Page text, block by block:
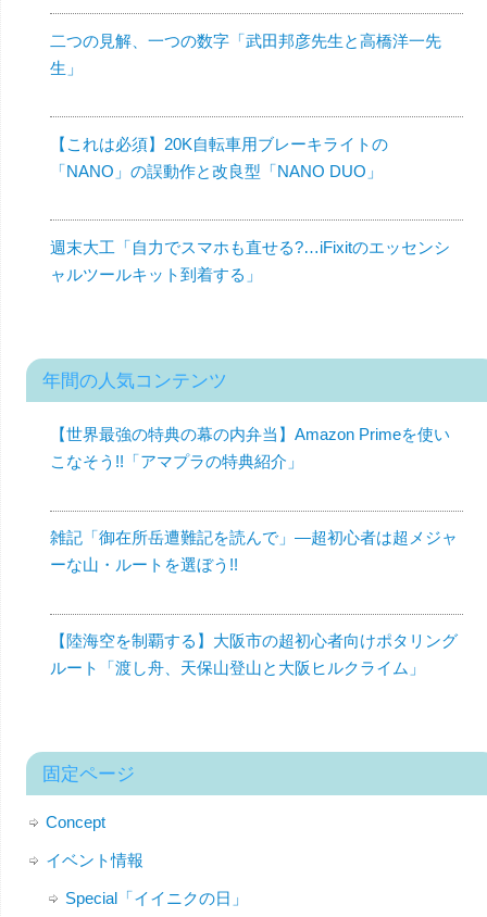
二つの見解、一つの数字「武田邦彦先生と高橋洋一先
生」
【これは必須】20K自転車用ブレーキライトの
「NANO」の誤動作と改良型「NANO DUO」
週末大工「自力でスマホも直せる?…iFixitのエッセンシ
ャルツールキット到着する」
年間の人気コンテンツ
【世界最強の特典の幕の内弁当】Amazon Primeを使い
こなそう!!「アマプラの特典紹介」
雑記「御在所岳遭難記を読んで」—超初心者は超メジャ
ーな山・ルートを選ぼう!!
【陸海空を制覇する】大阪市の超初心者向けポタリング
ルート「渡し舟、天保山登山と大阪ヒルクライム」
固定ページ
Concept
イベント情報
Special「イイニクの日」